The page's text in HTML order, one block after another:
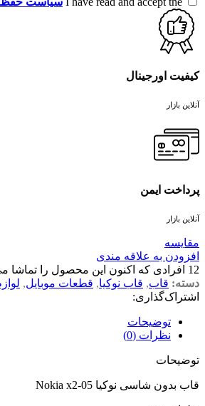
کیفیت اورجینال
آنلاین بازار
پرداخت ایمن
آنلاین بازار
مقايسه
افزودن به علاقه مندی
12 افرادی که اکنون این محصول را تماشا
دسته: قاب, قاب نوکیا, قطعات موبایل,
اشتراک‌گذاری:
توضیحات
نظرات (0)
توضیحات
قاب بدون شاسی نوکیا Nokia x2-05